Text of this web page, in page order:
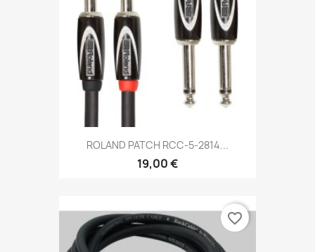
ROLAND PATCH RCC-5-2814...
19,00 €
favorite_border